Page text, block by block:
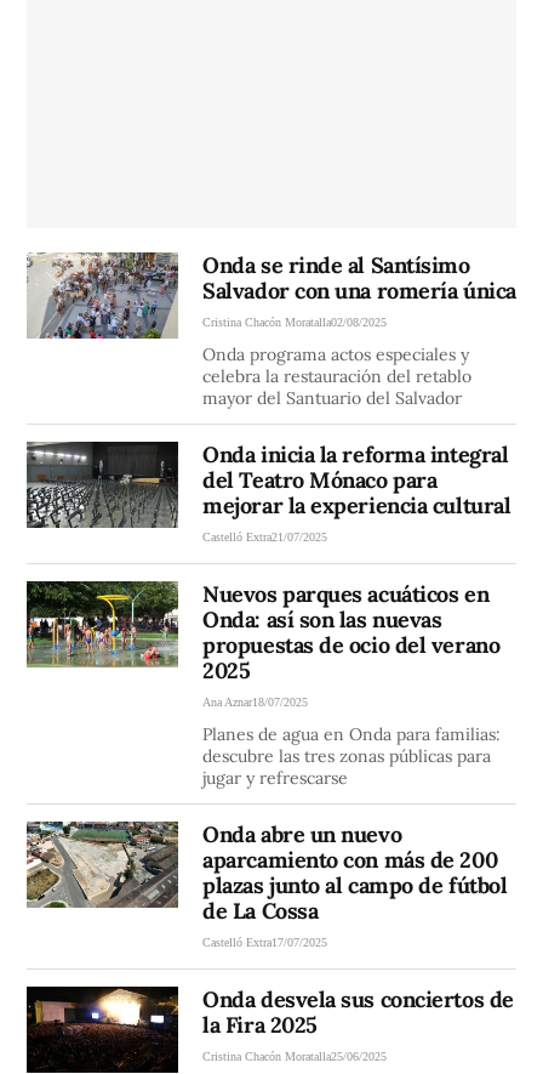
Onda se rinde al Santísimo
Salvador con una romería única
Cristina Chacón Moratalla02/08/2025
Onda programa actos especiales y
celebra la restauración del retablo
mayor del Santuario del Salvador
Onda inicia la reforma integral
del Teatro Mónaco para
mejorar la experiencia cultural
Castelló Extra21/07/2025
Nuevos parques acuáticos en
Onda: así son las nuevas
propuestas de ocio del verano
2025
Ana Aznar18/07/2025
Planes de agua en Onda para familias:
descubre las tres zonas públicas para
jugar y refrescarse
Onda abre un nuevo
aparcamiento con más de 200
plazas junto al campo de fútbol
de La Cossa
Castelló Extra17/07/2025
Onda desvela sus conciertos de
la Fira 2025
Cristina Chacón Moratalla25/06/2025